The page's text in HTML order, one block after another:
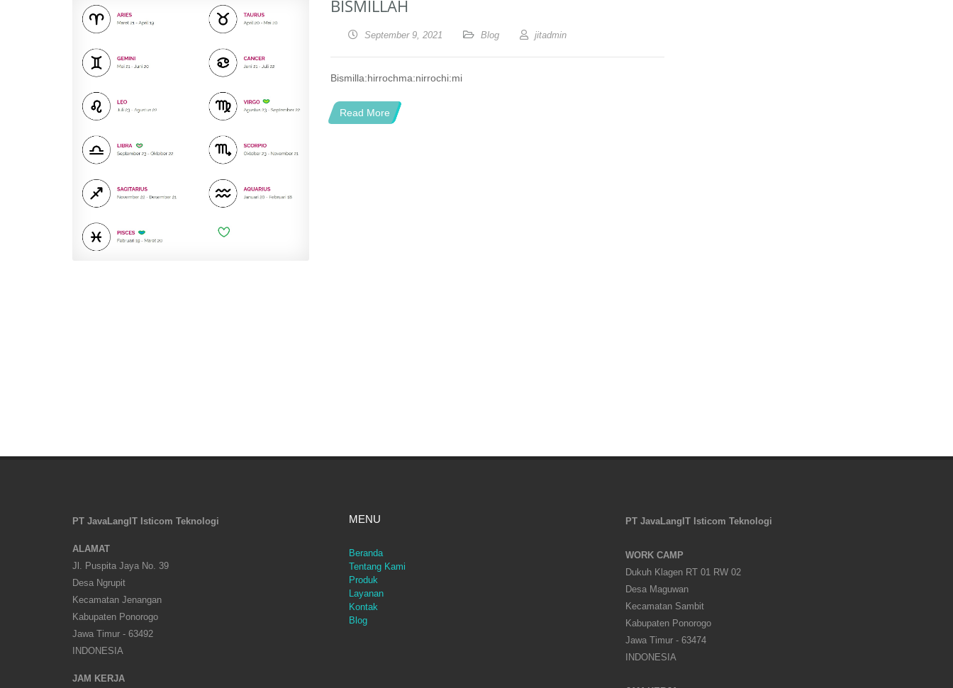
BISMILLAH
September 9, 2021 Blog jitadmin
Bismilla:hirrochma:nirrochi:mi
Read More
PT JavaLangIT Isticom Teknologi
ALAMAT
Jl. Puspita Jaya No. 39
Desa Ngrupit
Kecamatan Jenangan
Kabupaten Ponorogo
Jawa Timur - 63492
INDONESIA
JAM KERJA
MENU
Beranda
Tentang Kami
Produk
Layanan
Kontak
Blog
PT JavaLangIT Isticom Teknologi
WORK CAMP
Dukuh Klagen RT 01 RW 02
Desa Maguwan
Kecamatan Sambit
Kabupaten Ponorogo
Jawa Timur - 63474
INDONESIA